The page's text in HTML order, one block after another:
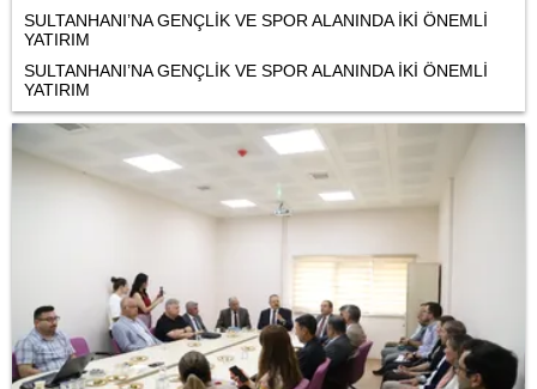
SULTANHANI’NA GENÇLİK VE SPOR ALANINDA İKİ ÖNEMLİ
YATIRIM
SULTANHANI’NA GENÇLİK VE SPOR ALANINDA İKİ ÖNEMLİ
YATIRIM